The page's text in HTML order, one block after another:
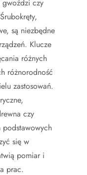
gwoździ czy
są niezbędne
Klucze
różnych
różnorodność
zastosowań.
czy
podstawowych
się w
pomiar i
prac.